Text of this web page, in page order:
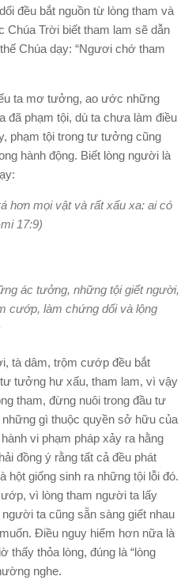
đều bắt nguồn từ lòng tham và
Chúa Trời biết tham lam sẽ dẫn
Chúa dạy: “Ngươi chớ tham
ta mơ tưởng, ao ước những
đã phạm tội, dù ta chưa làm điều
phạm tội trong tư tưởng cũng
hành động. Biết lòng người là
hơn mọi vật và rất xấu xa: ai có
17:9)
ác tưởng, những tội giết người,
cướp, làm chứng dối và lộng
tà dâm, trộm cướp đều bắt
tưởng hư xấu, tham lam, vì vậy
tham, đừng nuôi trong đầu tư
gì thuộc quyền sở hữu của
vi phạm pháp xảy ra hằng
đồng ý rằng tất cả đều phát
hột giống sinh ra những tội lỗi đó.
vì lòng tham người ta lấy
ta cũng sẵn sàng giết nhau
Ðiều nguy hiểm hơn nữa là
thấy thỏa lòng, đúng là “lòng
nghe.